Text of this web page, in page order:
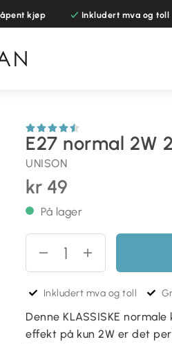
kjøp Inkludert mva og toll
E27 normal 2W
UNISON
kr 49
På lager
Inkludert mva og toll
Denne KLASSISKE
effekt på kun 2W er det